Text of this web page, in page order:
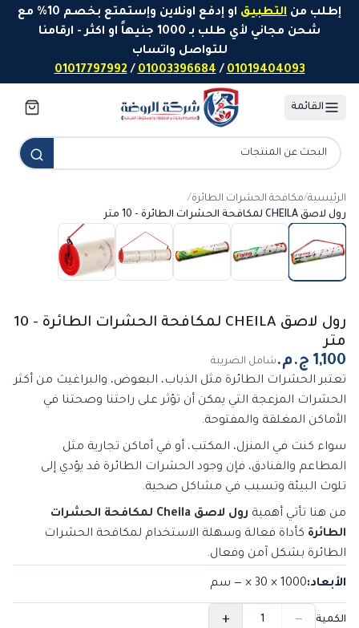
تخطَّ إلى المحتوى
إطلب من التطبيق
او إدفع اونلاين وإستمتع بخصم 10% مع
شحن مجاني لأي طلب بـ 1000 جنيهاً او اكثر - ارقامنا
للتواصل واتساب
01019404093
/
01003396684
/
01017797992
القائمة
الرئيسية/مكافحة الحشرات الطائرة/
رول لاصق CHEILA لمكافحة الحشرات الطائرة - 10 متر
رول لاصق CHEILA لمكافحة الحشرات الطائرة - 10
متر
شامل الضريبة
تعتبر الحشرات الطائرة مثل الذباب، البعوض، والبراغيث من أكثر
الحشرات المزعجة التي يمكن أن تؤثر على راحتنا وصحتنا في
الأماكن المغلقة والمفتوحة.
سواء كنت في المنزل، المكتب، أو في أماكن تجارية مثل
المطاعم والفنادق، فإن وجود الحشرات الطائرة قد يؤدي إلى
تلوث البيئة وتسبب في مشاكل صحية.
من هنا تأتي أهمية
رول لاصق Cheila لمكافحة الحشرات
الطائرة كأداة فعالة وسهلة الاستخدام لمكافحة الحشرات
الطائرة بشكل آمن وفعال.
الأبعاد:
1000 × 30 × — سم
الكمية −
+